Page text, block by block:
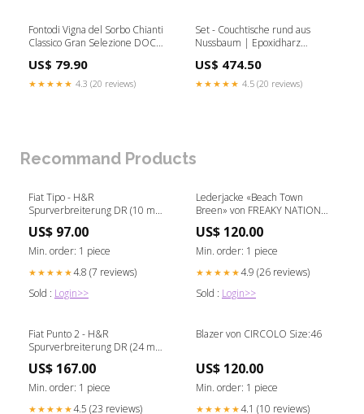
Fontodi Vigna del Sorbo Chianti
Classico Gran Selezione DOCG
US$ 79.90
★★★★★ 4.3 (20 reviews)
Set - Couchtische rund aus
Nussbaum | Epoxidharz
Tischgestell:Hairpins
US$ 474.50
★★★★★ 4.5 (20 reviews)
Recommand Products
Fiat Tipo - H&R
Spurverbreiterung DR (10 mm)
body-styling
US$ 97.00
Min. order: 1 piece
★★★★★4.8 (7 reviews)
Sold : Login>>
Lederjacke «Beach Town
Breen» von FREAKY NATION
US$ 120.00
Min. order: 1 piece
★★★★★4.9 (26 reviews)
Sold : Login>>
Fiat Punto 2 - H&R
Spurverbreiterung DR (24 mm)
cabrio-cabrio-02-1998-01-2005-
60mm-material-edelstahl-a
US$ 167.00
Min. order: 1 piece
★★★★★4.5 (23 reviews)
Blazer von CIRCOLO Size:46
US$ 120.00
Min. order: 1 piece
★★★★★4.1 (10 reviews)